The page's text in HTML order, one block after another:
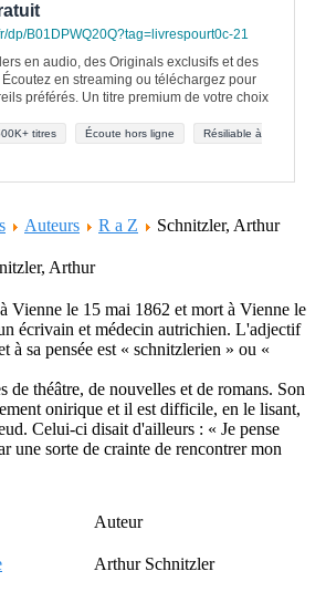
dp/B01DPWQ20Q?tag=livrespourt0c-21
en audio, des Originals exclusifs et des
en streaming ou téléchargez pour
préférés. Un titre premium de votre choix
titres Écoute hors ligne
Résiliable à
Auteurs R a Z Schnitzler, Arthur
Arthur
Vienne le 15 mai 1862 et mort à Vienne le
écrivain et médecin autrichien. L'adjectif
à sa pensée est « schnitzlerien » ou «
de théâtre, de nouvelles et de romans. Son
onirique et il est difficile, en le lisant,
Celui-ci disait d'ailleurs : « Je pense
une sorte de crainte de rencontrer mon
Auteur
Arthur Schnitzler